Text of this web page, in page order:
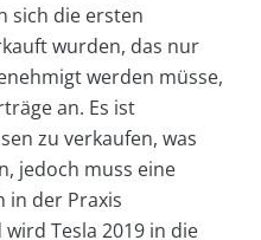
sich die ersten
wurden, das nur
werden müsse,
an. Es ist
zu verkaufen, was
jedoch muss eine
in der Praxis
Tesla 2019 in die